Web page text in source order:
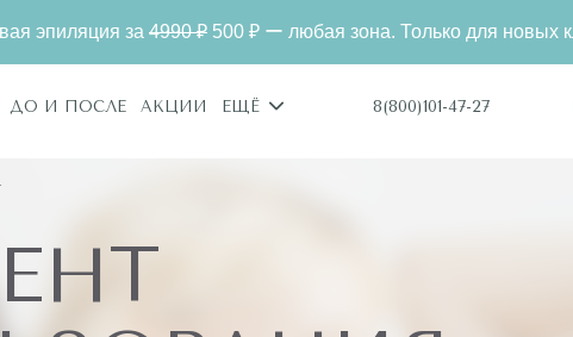
ДО И ПОСЛЕ АКЦИИ ЕЩЁ 8(800)101-47-27
за4990 ₽500 ₽ ー любая зона. Только для новых клиентов.